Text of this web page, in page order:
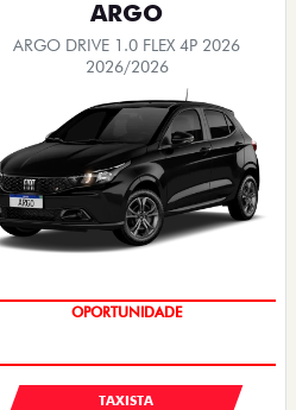
ARGO
ARGO DRIVE 1.0 FLEX 4P 2026
2026/2026
OPORTUNIDADE
TAXISTA